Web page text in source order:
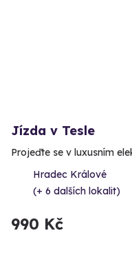
Jízda v Tesle
Projeďte se v luxusním
Hradec Králové
(+ 6 dalších lokalit)
990 Kč